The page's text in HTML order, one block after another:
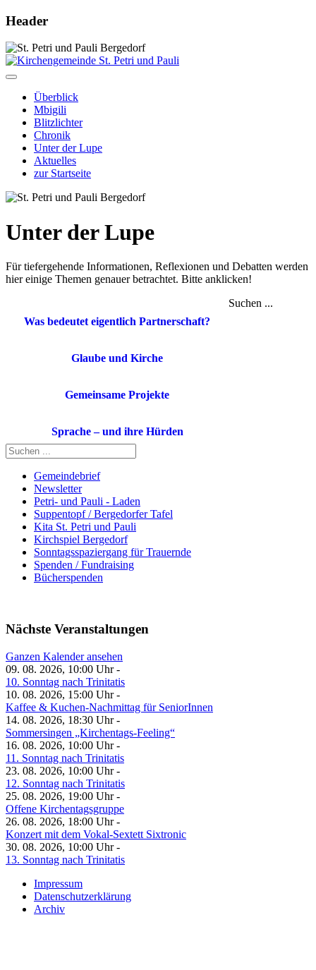
Header
Überblick
Mbigili
Blitzlichter
Chronik
Unter der Lupe
Aktuelles
zur Startseite
Unter der Lupe
Für tiefergehende Informationen, Reflexionen und Debatten werden
hier einige Themen genauer betrachtet. Bitte anklicken!
Was bedeutet eigentlich Partnerschaft?
Glaube und Kirche
Gemeinsame Projekte
Sprache – und ihre Hürden
Suchen ...
Gemeindebrief
Newsletter
Petri- und Pauli - Laden
Suppentopf / Bergedorfer Tafel
Kita St. Petri und Pauli
Kirchspiel Bergedorf
Sonntagsspaziergang für Trauernde
Spenden / Fundraising
Bücherspenden
Nächste Veranstaltungen
Ganzen Kalender ansehen
09. 08. 2026, 10:00 Uhr -
10. Sonntag nach Trinitatis
10. 08. 2026, 15:00 Uhr -
Kaffee & Kuchen-Nachmittag für SeniorInnen
14. 08. 2026, 18:30 Uhr -
Sommersingen „Kirchentags-Feeling“
16. 08. 2026, 10:00 Uhr -
11. Sonntag nach Trinitatis
23. 08. 2026, 10:00 Uhr -
12. Sonntag nach Trinitatis
25. 08. 2026, 19:00 Uhr -
Offene Kirchentagsgruppe
26. 08. 2026, 18:00 Uhr -
Konzert mit dem Vokal-Sextett Sixtronic
30. 08. 2026, 10:00 Uhr -
13. Sonntag nach Trinitatis
Impressum
Datenschutzerklärung
Archiv